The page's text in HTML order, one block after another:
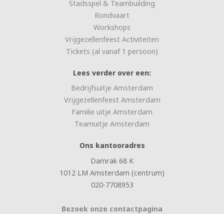
Stadsspel & Teambuilding
Rondvaart
Workshops
Vrijgezellenfeest Activiteiten
Tickets (al vanaf 1 persoon)
Lees verder over een:
Bedrijfsuitje Amsterdam
Vrijgezellenfeest Amsterdam
Familie uitje Amsterdam
Teamuitje Amsterdam
Ons kantooradres
Damrak 68 K
1012 LM Amsterdam (centrum)
020-7708953
Bezoek onze contactpagina